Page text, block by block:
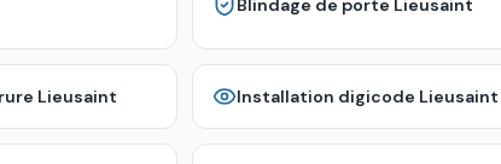
Blindage de porte Lieusaint
Lieusaint Installation digicode Lieusaint